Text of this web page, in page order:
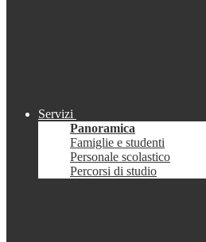
Servizi
Panoramica
Famiglie e studenti
Personale scolastico
Percorsi di studio